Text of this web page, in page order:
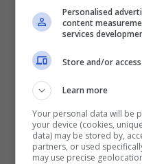
Personalised
content
services
Store and/or
Learn more
Your personal data will be
your device (cookies,
data) may be stored by,
partners, or used
may use precise